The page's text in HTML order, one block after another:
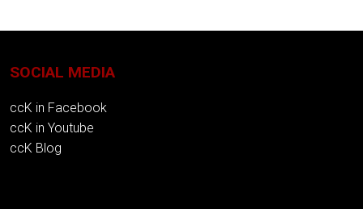
SOCIAL MEDIA
ccK in Facebook
ccK in Youtube
ccK Blog